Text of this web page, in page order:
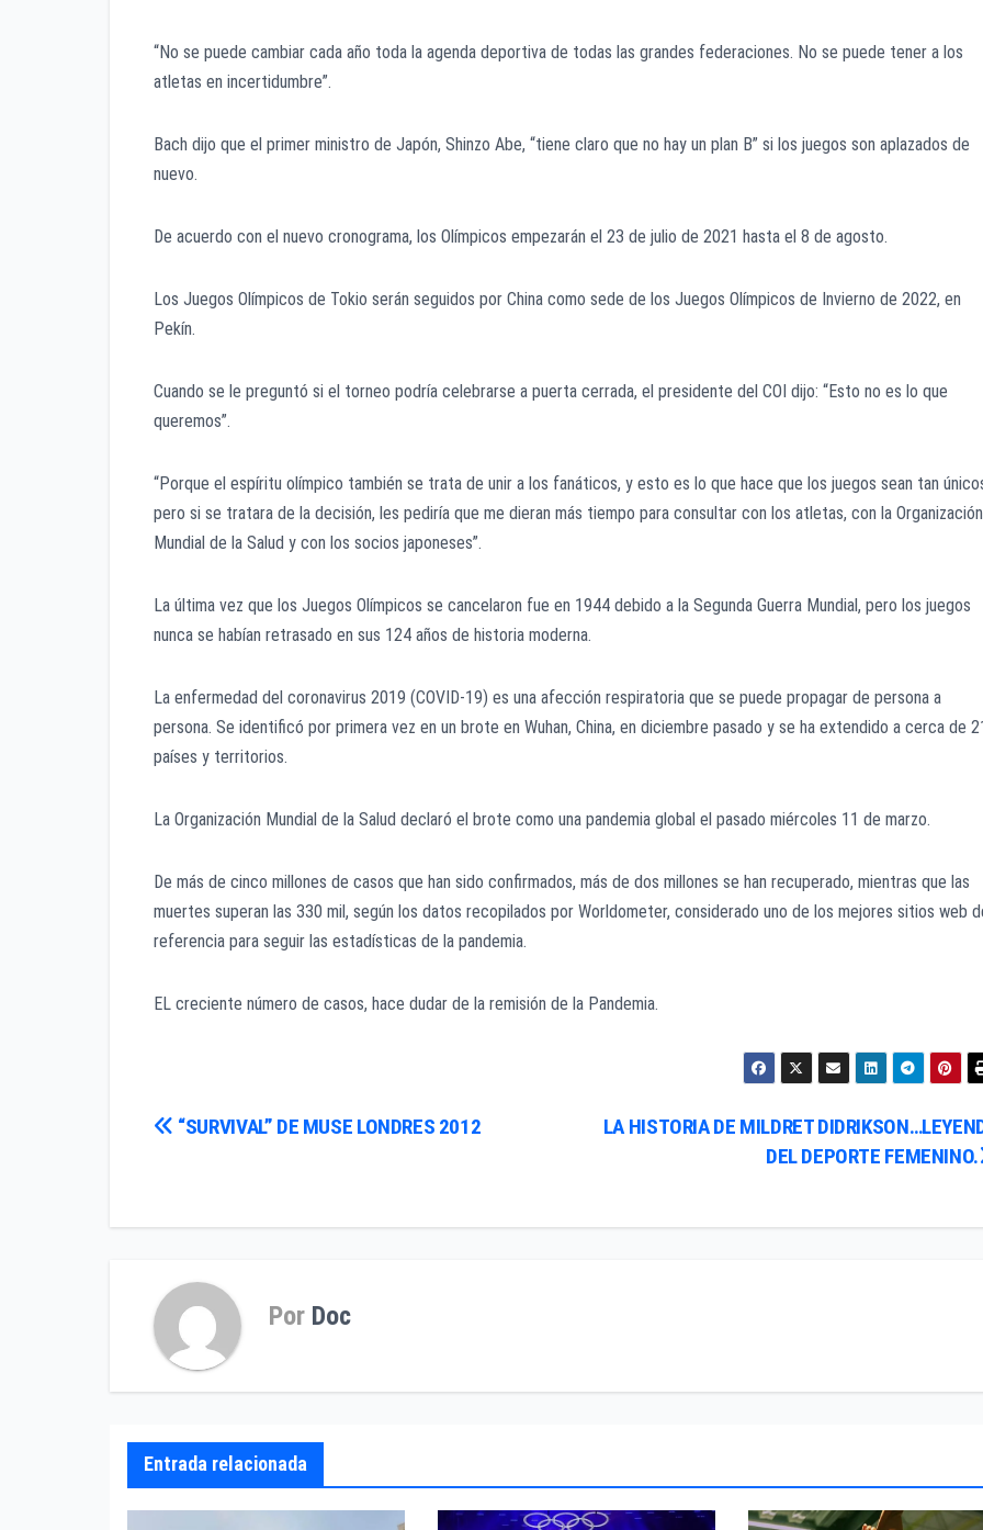
“No se puede cambiar cada año toda la agenda deportiva de todas las grandes federaciones. No se puede tener a los
atletas en incertidumbre”.
Bach dijo que el primer ministro de Japón, Shinzo Abe, “tiene claro que no hay un plan B” si los juegos son aplazados de
nuevo.
De acuerdo con el nuevo cronograma, los Olímpicos empezarán el 23 de julio de 2021 hasta el 8 de agosto.
Los Juegos Olímpicos de Tokio serán seguidos por China como sede de los Juegos Olímpicos de Invierno de 2022, en
Pekín.
Cuando se le preguntó si el torneo podría celebrarse a puerta cerrada, el presidente del COI dijo: “Esto no es lo que
queremos”.
“Porque el espíritu olímpico también se trata de unir a los fanáticos, y esto es lo que hace que los juegos sean tan
pero si se tratara de la decisión, les pediría que me dieran más tiempo para consultar con los atletas, con la Organización
Mundial de la Salud y con los socios japoneses”.
La última vez que los Juegos Olímpicos se cancelaron fue en 1944 debido a la Segunda Guerra Mundial, pero los juegos
nunca se habían retrasado en sus 124 años de historia moderna.
La enfermedad del coronavirus 2019 (COVID-19) es una afección respiratoria que se puede propagar de persona a
persona. Se identificó por primera vez en un brote en Wuhan, China, en diciembre pasado y se ha extendido a cerca de
países y territorios.
La Organización Mundial de la Salud declaró el brote como una pandemia global el pasado miércoles 11 de marzo.
De más de cinco millones de casos que han sido confirmados, más de dos millones se han recuperado, mientras que las
muertes superan las 330 mil, según los datos recopilados por Worldometer, considerado uno de los mejores sitios web
referencia para seguir las estadísticas de la pandemia.
EL creciente número de casos, hace dudar de la remisión de la Pandemia.
Navegación
entradas
LA HISTORIA DE MILDRET
DEL DEPORTE FEMENINO.
“SURVIVAL” DE MUSE LONDRES 2012
Por Doc
Entrada relacionada